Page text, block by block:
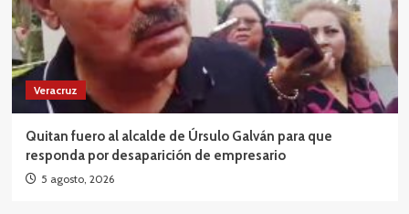
Veracruz
Quitan fuero al alcalde de Úrsulo Galván para que
responda por desaparición de empresario
5 agosto, 2026